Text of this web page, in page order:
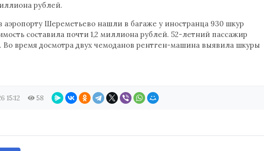
рублей.
Шереметьево нашли в багаже у иностранца 930 шкур
составила почти 1,2 миллиона рублей. 52-летний пассажир
Во время досмотра двух чемоданов рентген-машина выявила шкуры
15:12 58